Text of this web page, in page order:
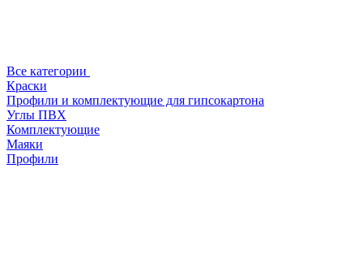
Все категории
Краски
Профили и комплектующие для гипсокартона
Углы ПВХ
Комплектующие
Маяки
Профили